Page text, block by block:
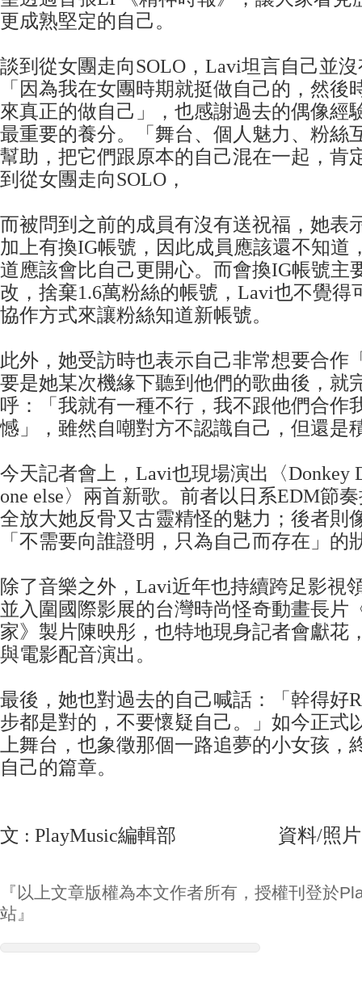
更成熟堅定的自己。
談到從女團走向SOLO，Lavi坦言自己並
「因為我在女團時期就挺做自己的，然後
來真正的做自己」，也感謝過去的偶像經
最重要的養分。「舞台、個人魅力、粉
幫助，把它們跟原本的自己混在一起，肯
到從女團走向SOLO，
而被問到之前的成員有沒有送祝福，她表
加上有換IG帳號，因此成員應該還不知道
道應該會比自己更開心。而會換IG帳號主
改，捨棄1.6萬粉絲的帳號，Lavi也不覺得
協作方式來讓粉絲知道新帳號。
此外，她受訪時也表示自己非常想要合作
要是她某次機緣下聽到他們的歌曲後，就
呼：「我就有一種不行，我不跟他們合作
憾」，雖然自嘲對方不認識自己，但還是
今天記者會上，Lavi也現場演出〈Donkey
one else〉兩首新歌。前者以日系EDM節
全放大她反骨又古靈精怪的魅力；後者則
「不需要向誰證明，只為自己而存在」的
除了音樂之外，Lavi近年也持續跨足影視
並入圍國際影展的台灣時尚怪奇動畫長片
家》製片陳映彤，也特地現身記者會獻花
與電影配音演出。
最後，她也對過去的自己喊話：「幹得好
步都是對的，不要懷疑自己。」如今正式
上舞台，也象徵那個一路追夢的小女孩，
自己的篇章。
文 : PlayMusic編輯部 資料/照片
『以上文章版權為本文作者所有，授權刊登於
站』